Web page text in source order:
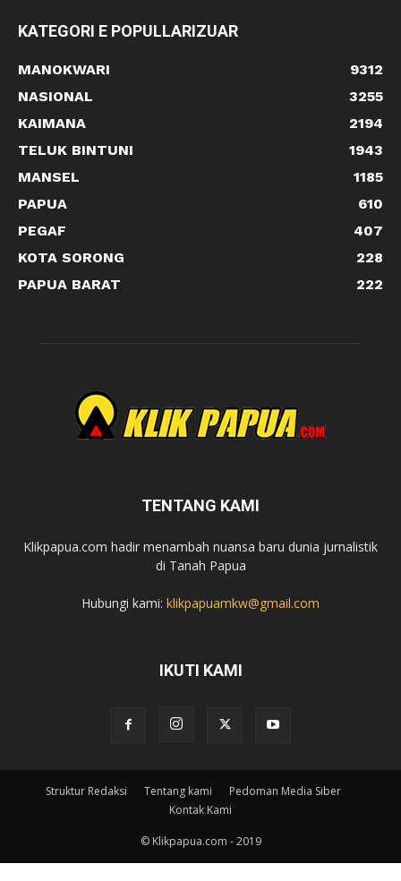
KATEGORI E POPULLARIZUAR
MANOKWARI
9312
NASIONAL
3255
KAIMANA
2194
TELUK BINTUNI
1943
MANSEL
1185
PAPUA
610
PEGAF
407
KOTA SORONG
228
PAPUA BARAT
222
TENTANG KAMI
Klikpapua.com hadir menambah nuansa baru dunia jurnalistik
di Tanah Papua
Hubungi kami: klikpapuamkw@gmail.com
IKUTI KAMI
Struktur Redaksi Tentang kami
Pedoman Media Siber
Kontak Kami
© Klikpapua.com - 2019